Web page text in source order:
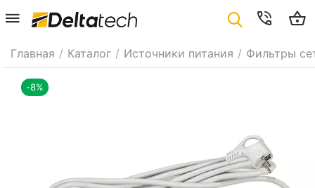
Главная / Каталог / Источники питания / Фильтры
-8%